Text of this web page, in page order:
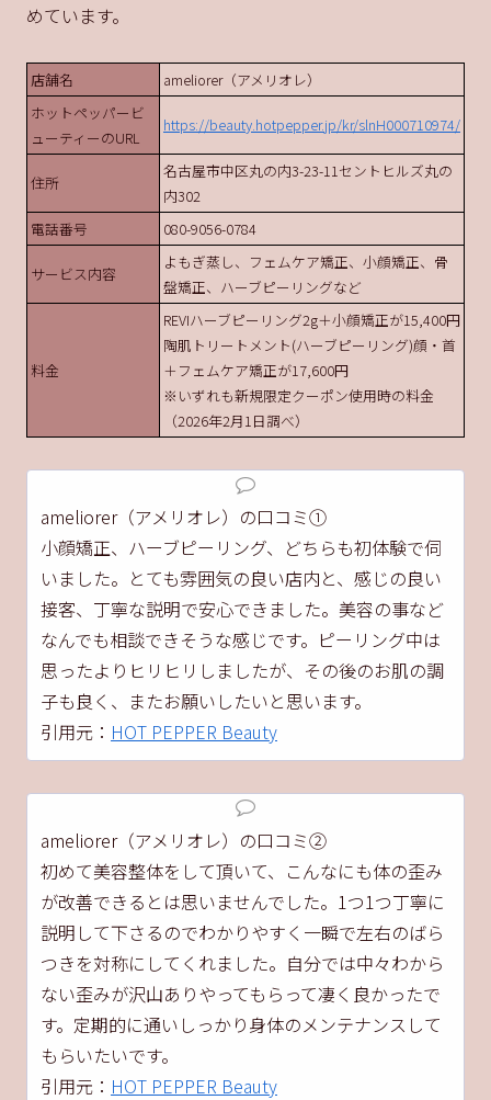
めています。
店舗名
ameliorer（アメリオレ）
ホットペッパービ
ューティーのURL
https://beauty.hotpepper.jp/kr/slnH000710974/
住所
名古屋市中区丸の内3-23-11セントヒルズ丸の
内302
電話番号
080-9056-0784
サービス内容
よもぎ蒸し、フェムケア矯正、小顔矯正、骨
盤矯正、ハーブピーリングなど
料金
REVIハーブピーリング2g＋小顔矯正が15,400円
陶肌トリートメント(ハーブピーリング)顔・首
＋フェムケア矯正が17,600円
※いずれも新規限定クーポン使用時の料金
（2026年2月1日調べ）
ameliorer（アメリオレ）の口コミ①
小顔矯正、ハーブピーリング、どちらも初体験で伺
いました。とても雰囲気の良い店内と、感じの良い
接客、丁寧な説明で安心できました。美容の事など
なんでも相談できそうな感じです。ピーリング中は
思ったよりヒリヒリしましたが、その後のお肌の調
子も良く、またお願いしたいと思います。
引用元： HOT PEPPER Beauty
ameliorer（アメリオレ）の口コミ②
初めて美容整体をして頂いて、こんなにも体の歪み
が改善できるとは思いませんでした。1つ1つ丁寧に
説明して下さるのでわかりやすく一瞬で左右のばら
つきを対称にしてくれました。自分では中々わから
ない歪みが沢山ありやってもらって凄く良かったで
す。定期的に通いしっかり身体のメンテナンスして
もらいたいです。
引用元： HOT PEPPER Beauty